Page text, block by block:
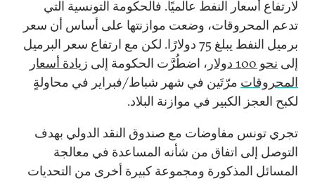
لارتفاع أسعار النفط عالميًا. فالحكومة التونسية التي
تدعم المحروقات، وضعت موازنتها على أساس أن سعر
برميل النفط يبلغ 75 دولارًا. لكن مع ارتفاع سعر البرميل
إلى نحو 100 دولار ، اضطُرَّت الحكومة إلى زيادة أسعار
المحروقات مرّتَين في شهر شباط/فبراير في محاولةٍ
لكبح العجز الكبير في موازنة البلاد.
تجري تونس مفاوضات مع صندوق النقد الدولي بهدف
التوصل إلى اتفاق من شأنه المساعدة في معالجة
المسائل المذكورة ومجموعة كبيرة أخرى من التحديات